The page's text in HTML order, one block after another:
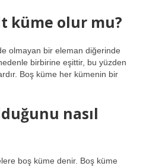
küme olur mu?
olmayan bir eleman diğerinde
birbirine eşittir, bu yüzden
Boş küme her kümenin bir
nasıl
boş küme denir. Boş küme